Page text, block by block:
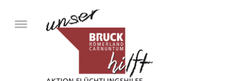
Menu